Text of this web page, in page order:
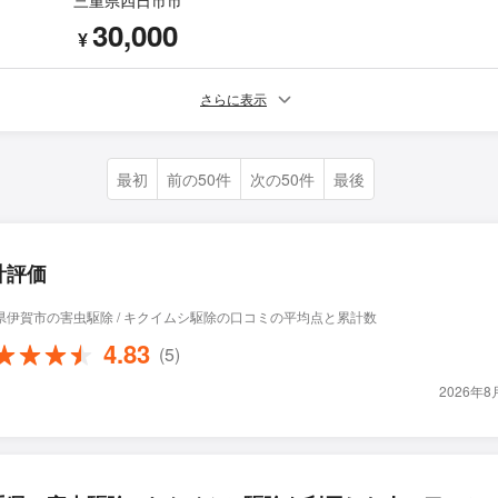
¥30,000
さらに表示
最初 前の50件 次の50件 最後
評価
伊賀市の害虫駆除 / キクイムシ駆除の口コミの平均点と累計数
4.83 (5)
2026年8